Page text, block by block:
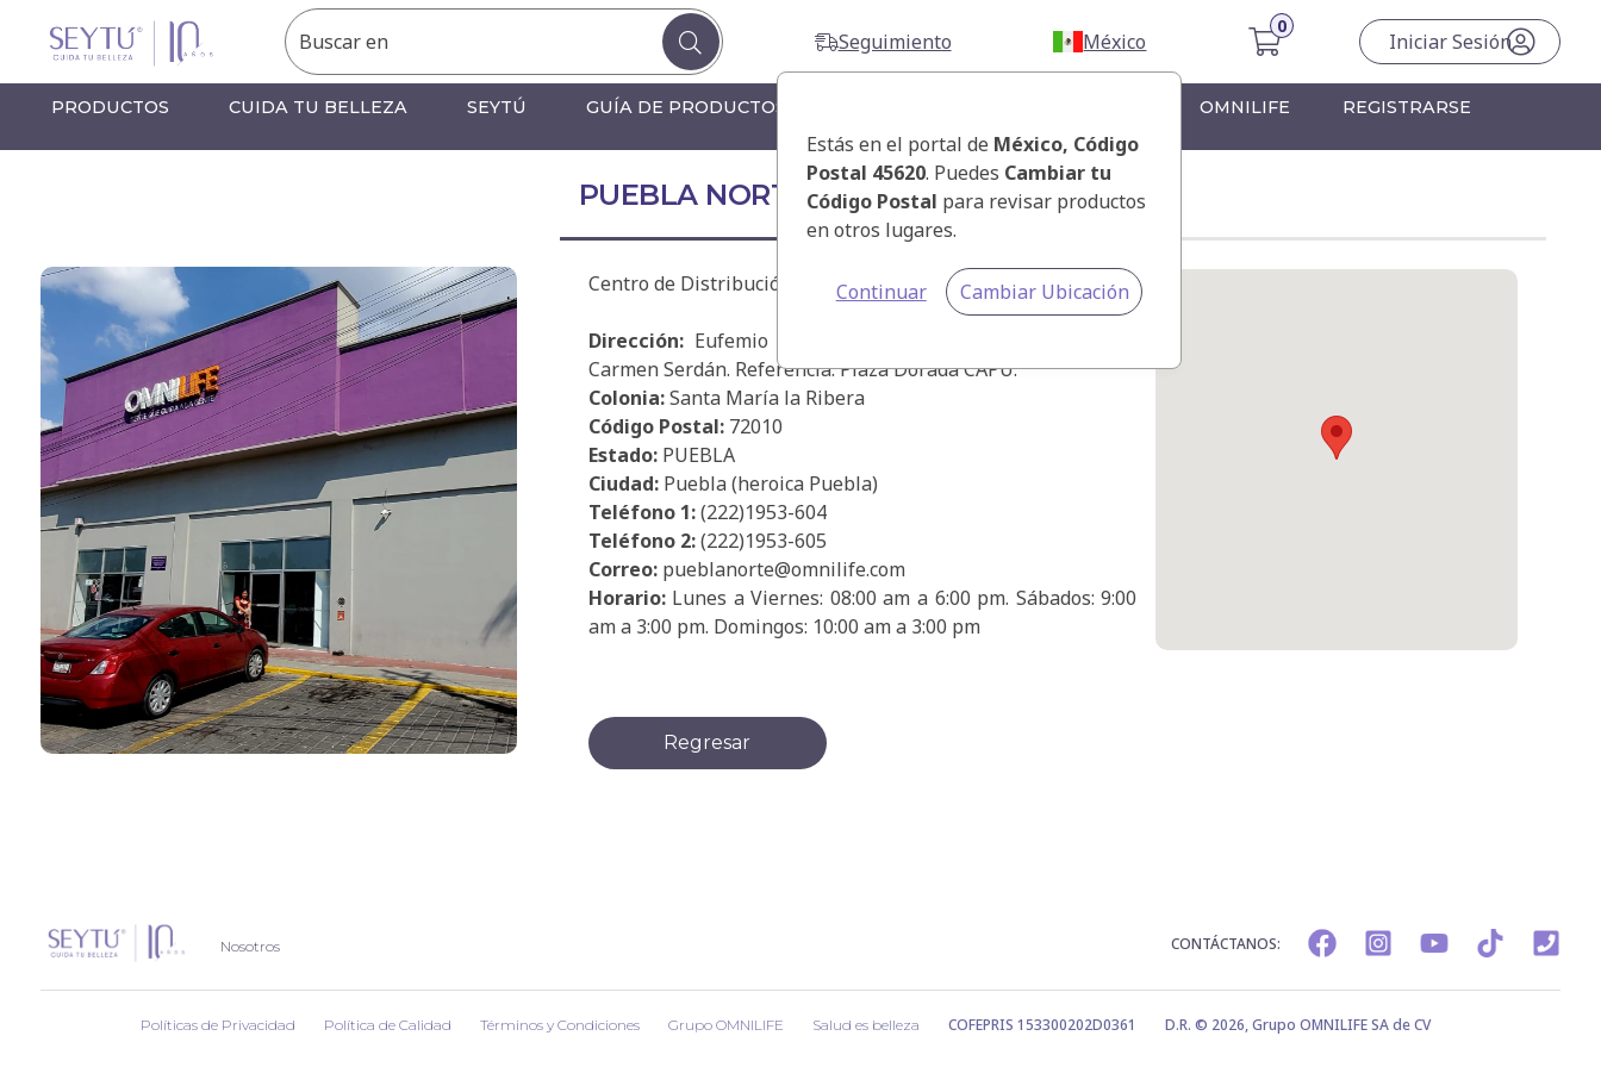
Seguimiento México Iniciar Sesión
PRODUCTOS CUIDA TU BELLEZA SEYTÚ GUÍA DE PRODUCTOS OMNILIFE REGISTRARSE
Estás en el portal de México, Código
Postal 45620. Puedes Cambiar tu
Código Postal para revisar productos
en otros lugares.
Continuar Cambiar Ubicación
PUEBLA NORTE
Centro de Distribución Puebla Norte
Dirección:Eufemio Zapata 1, Local 1 y 2. Blvd. Norte y
Carmen Serdán. Referencia: Plaza Dorada CAPU.
Colonia:Santa María la Ribera
Código Postal:72010
Estado:PUEBLA
Ciudad:Puebla (heroica Puebla)
Teléfono 1:(222)1953-604
Teléfono 2:(222)1953-605
Correo:pueblanorte@omnilife.com
Horario:Lunes a Viernes: 08:00 am a 6:00 pm. Sábados: 9:00
am a 3:00 pm. Domingos: 10:00 am a 3:00 pm
Regresar
Nosotros CONTÁCTANOS:
Políticas de Privacidad Política de Calidad Términos y Condiciones Grupo OMNILIFE Salud es belleza COFEPRIS 153300202D0361 D.R. © 2026, Grupo OMNILIFE SA de CV